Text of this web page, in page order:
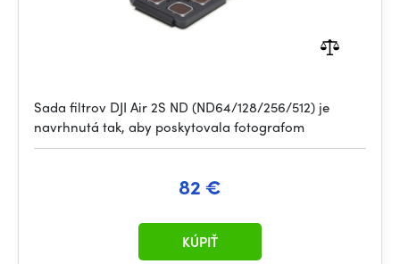
Sada filtrov DJI Air 2S ND (ND64/128/256/512) je
navrhnutá tak, aby poskytovala fotografom
82 €
KÚPIŤ